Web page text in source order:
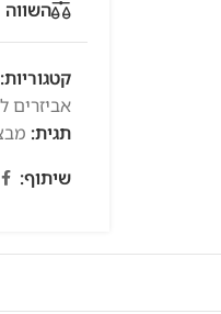
השווה
קטגוריות:
אביזרים
תגית:
שיתוף: